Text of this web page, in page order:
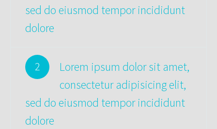
sed do eiusmod tempor incididunt
dolore
2
Lorem ipsum dolor sit amet,
consectetur adipisicing elit,
sed do eiusmod tempor incididunt
dolore